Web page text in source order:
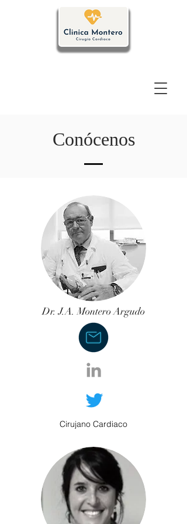
Conócenos
Dr. J.A. Montero Argudo
Cirujano Cardiaco